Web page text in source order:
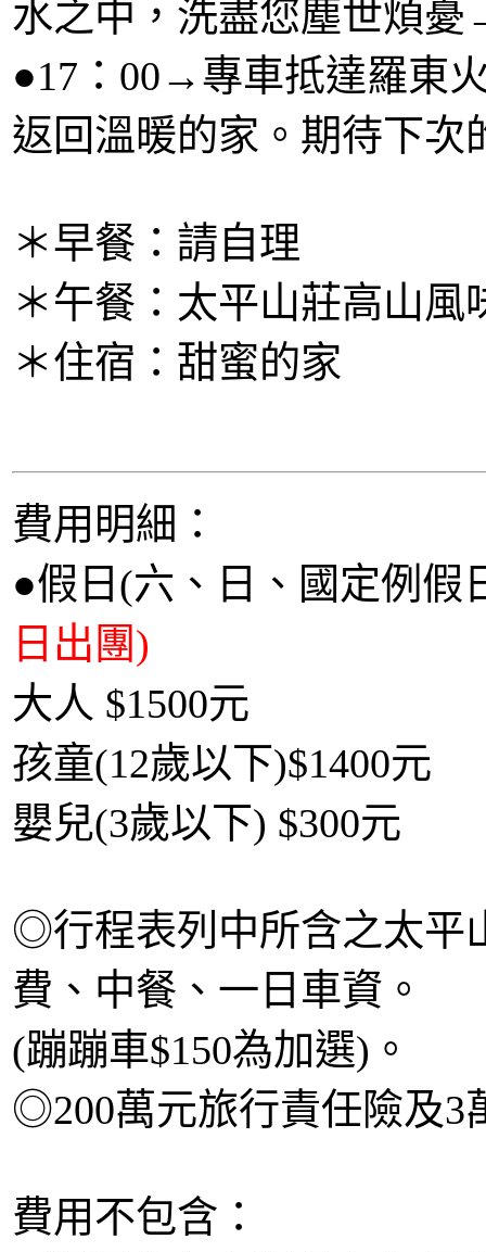
水之中，洗盡您塵世煩
●17：00→專車抵達羅東
返回溫暖的家。期待下次
＊早餐：請自理
＊午餐：太平山莊高山風
＊住宿：甜蜜的家
費用明細：
●假日(六、日、國定例假
日出團)
大人 $1500元
孩童(12歲以下)$1400元
嬰兒(3歲以下) $300元
◎行程表列中所含之太平
費、中餐、一日車資。
(蹦蹦車$150為加選)。
◎200萬元旅行責任險及3
費用不包含：